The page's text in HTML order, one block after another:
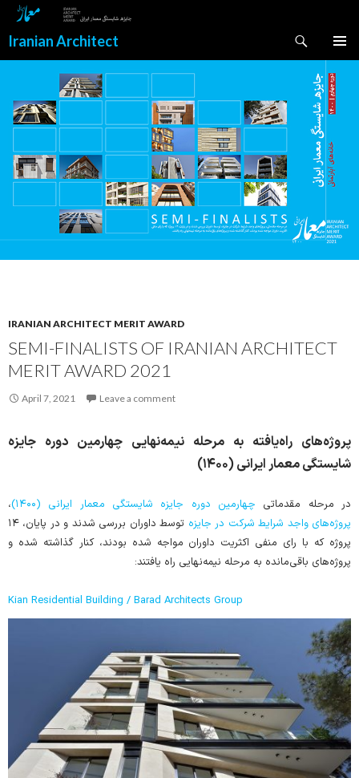
Iranian Architect
MENU
CONTENT
IRANIAN ARCHITECT MERIT AWARD
SEMI-FINALISTS OF IRANIAN ARCHITECT
MERIT AWARD 2021
April 7, 2021 Leave a comment
پروژه‌های راه‌یافته به مرحله نیمه‌نهایی چهارمین دوره جایزه
شایستگی معمار ایرانی (۱۴۰۰)
در مرحله مقدماتی چهارمین دوره جایزه شایستگی معمار ایرانی (۱۴۰۰)
،
پروژه‌های واجد شرایط شرکت در جایزه
توسط داوران بررسی شدند و در پایان، ۱۴
پروژه‌ که با رای منفی اکثریت داوران مواجه شده بودند، کنار گذاشته شده و
پروژه‌های باقی‌مانده به مرحله نیمه‌نهایی راه‌ یافتند:
Kian Residential Building / Barad Architects Group